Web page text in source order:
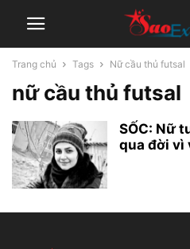
Trang chủ Tags Nữ cầu thủ futsal
nữ cầu thủ futsal
SỐC: Nữ
qua đời vì